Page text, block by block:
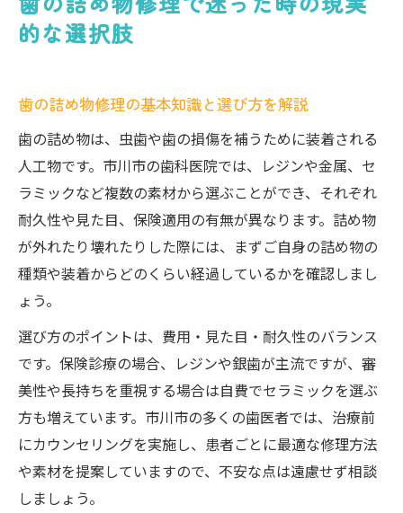
歯医者での詰め物修理時の注意点と相談方
法
歯の詰め物修理で信頼できる医院の選び方
市川市で安心できる歯の詰め物修理の特徴
歯の詰め物修理で知っておきたい医院選び
のコツ
口コミで探す歯の詰め物修理が得意な歯医
者の見極め方
初診時に聞きたい歯の詰め物修理のポイン
費用が気になる歯の詰め物交換方法のまとめ
歯の詰め物交換で費用を比較する大切な視
点
歯の詰め物交換の費用相場と選び方のポイ
ント
保険と自費の歯の詰め物交換費用の違い
的な選択肢
歯の詰め物修理の基本知識と選び方を解説
歯の詰め物は、虫歯や歯の損傷を補うために装着される
人工物です。市川市の歯科医院では、レジンや金属、セ
ラミックなど複数の素材から選ぶことができ、それぞれ
耐久性や見た目、保険適用の有無が異なります。詰め物
が外れたり壊れたりした際には、まずご自身の詰め物の
種類や装着からどのくらい経過しているかを確認しまし
ょう。
選び方のポイントは、費用・見た目・耐久性のバランス
です。保険診療の場合、レジンや銀歯が主流ですが、審
美性や長持ちを重視する場合は自費でセラミックを選ぶ
方も増えています。市川市の多くの歯医者では、治療前
にカウンセリングを実施し、患者ごとに最適な修理方法
や素材を提案していますので、不安な点は遠慮せず相談
しましょう。